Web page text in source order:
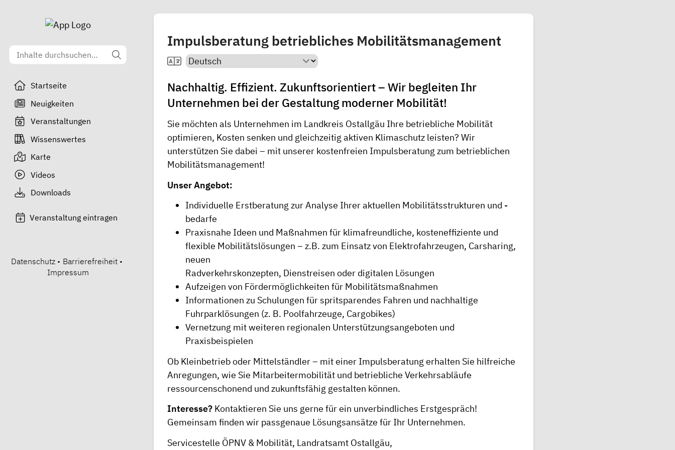
Startseite
Neuigkeiten
Veranstaltungen
Wissenswertes
Karte
Videos
Downloads
Veranstaltung eintragen
Datenschutz • Barrierefreiheit •
Impressum
Impulsberatung betriebliches Mobilitätsmanagement
Nachhaltig. Effizient. Zukunftsorientiert – Wir begleiten Ihr
Unternehmen bei der Gestaltung moderner Mobilität!
Sie möchten als Unternehmen im Landkreis Ostallgäu Ihre betriebliche Mobilität
optimieren, Kosten senken und gleichzeitig aktiven Klimaschutz leisten? Wir
unterstützen Sie dabei – mit unserer kostenfreien Impulsberatung zum betrieblichen
Mobilitätsmanagement!
Unser Angebot:
Individuelle Erstberatung zur Analyse Ihrer aktuellen Mobilitätsstrukturen und -
bedarfe
Praxisnahe Ideen und Maßnahmen für klimafreundliche, kosteneffiziente und
flexible Mobilitätslösungen – z.B. zum Einsatz von Elektrofahrzeugen, Carsharing,
neuen
Radverkehrskonzepten, Dienstreisen oder digitalen Lösungen
Aufzeigen von Fördermöglichkeiten für Mobilitätsmaßnahmen
Informationen zu Schulungen für spritsparendes Fahren und nachhaltige
Fuhrparklösungen (z. B. Poolfahrzeuge, Cargobikes)
Vernetzung mit weiteren regionalen Unterstützungsangeboten und
Praxisbeispielen
Ob Kleinbetrieb oder Mittelständler – mit einer Impulsberatung erhalten Sie hilfreiche
Anregungen, wie Sie Mitarbeitermobilität und betriebliche Verkehrsabläufe
ressourcenschonend und zukunftsfähig gestalten können.
Interesse? Kontaktieren Sie uns gerne für ein unverbindliches Erstgespräch!
Gemeinsam finden wir passgenaue Lösungsansätze für Ihr Unternehmen.
Servicestelle ÖPNV & Mobilität, Landratsamt Ostallgäu,